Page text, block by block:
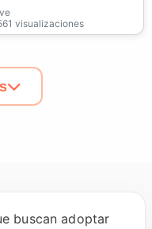
visualizaciones
buscan adoptar